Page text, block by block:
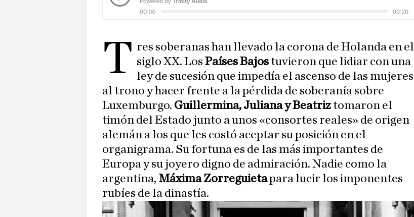
T res soberanas han llevado la corona de Holanda en el
siglo XX. LosPaíses Bajos tuvieron que lidiar con una
ley de sucesión que impedía el ascenso de las mujeres
al trono y hacer frente a la pérdida de soberanía sobre
Luxemburgo. Guillermina, Juliana y Beatriz tomaron el
timón del Estado junto a unos «consortes reales» de origen
alemán a los que les costó aceptar su posición en el
organigrama. Su fortuna es de las más importantes de
Europa y su joyero digno de admiración. Nadie como la
argentina, Máxima Zorreguietapara lucir los imponentes
rubíes de la dinastía.